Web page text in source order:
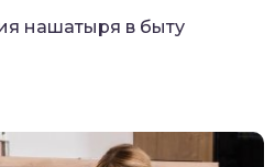
нашатыря в быту